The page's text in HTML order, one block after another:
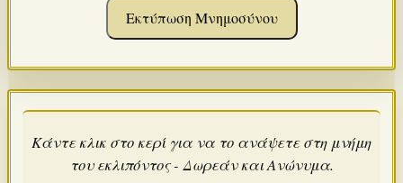
Εκτύπωση Μνημοσύνου
Κάντε κλικ στο κερί για να το ανάψετε στη μνήμη
του εκλιπόντος - Δωρεάν και Ανώνυμα.